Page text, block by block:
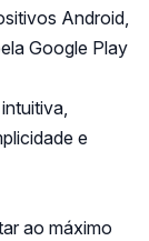
Android,
Google Play
e
ao máximo